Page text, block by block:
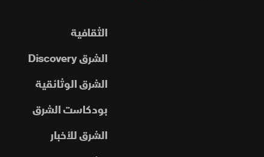
الثقافية
الشرق Discovery
الشرق الوثائقية
بودكاست الشرق
الشرق للأخبار